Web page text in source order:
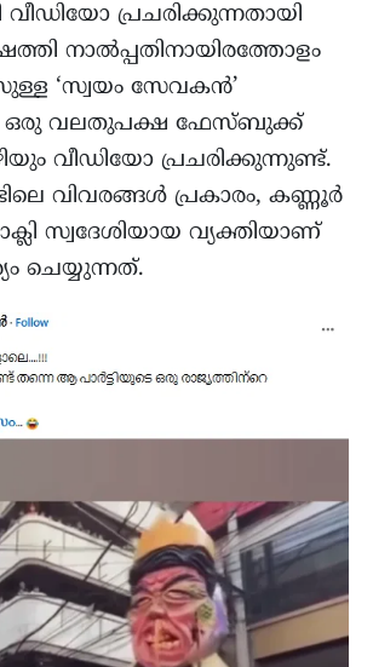
പ്രചരിക്കുന്നതായി
നാൽപ്പതിനായിരത്തോളം
‘സ്വയം സേവകൻ’
ഒരു വലതുപക്ഷ ഫേസ്ബുക്ക്
വീഡിയോ പ്രചരിക്കുന്നുണ്ട്.
വിവരങ്ങൾ പ്രകാരം, കണ്ണൂർ
സ്വദേശിയായ വ്യക്തിയാണ്
ചെയ്യുന്നത്.